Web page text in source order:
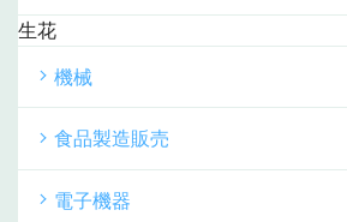
生花
機械
食品製造販売
電子機器